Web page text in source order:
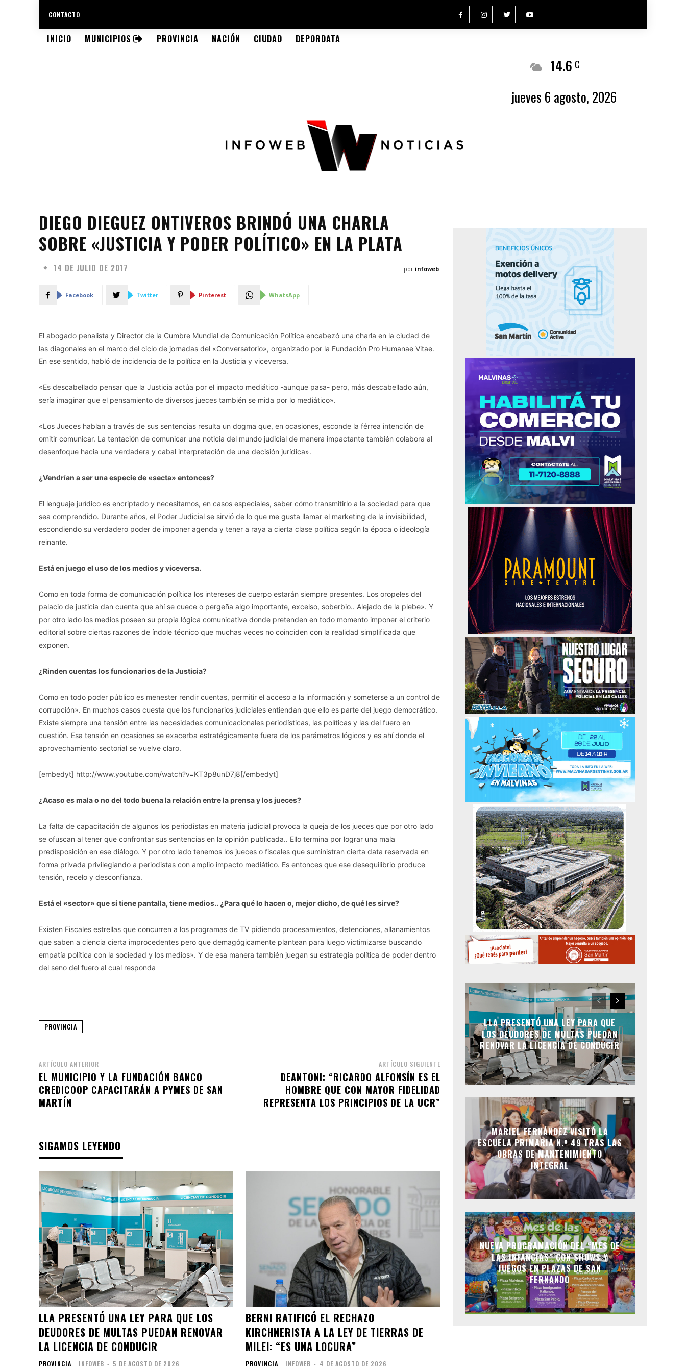
CONTACTO
INICIO MUNICIPIOS PROVINCIA NACIÓN CIUDAD DEPORDATA
14.6 C
jueves 6 agosto, 2026
DIEGO DIEGUEZ ONTIVEROS BRINDÓ UNA CHARLA
SOBRE «JUSTICIA Y PODER POLÍTICO» EN LA PLATA
14 DE JULIO DE 2017 por infoweb
Facebook Twitter Pinterest WhatsApp
El abogado penalista y Director de la Cumbre Mundial de Comunicación Política encabezó una charla en la ciudad de
las diagonales en el marco del ciclo de jornadas del «Conversatorio», organizado por la Fundación Pro Humanae Vitae.
En ese sentido, habló de incidencia de la política en la Justicia y viceversa.
«Es descabellado pensar que la Justicia actúa por el impacto mediático -aunque pasa- pero, más descabellado aún,
sería imaginar que el pensamiento de diversos jueces también se mida por lo mediático».
«Los Jueces hablan a través de sus sentencias resulta un dogma que, en ocasiones, esconde la férrea intención de
omitir comunicar. La tentación de comunicar una noticia del mundo judicial de manera impactante también colabora al
desenfoque hacia una verdadera y cabal interpretación de una decisión jurídica».
¿Vendrían a ser una especie de «secta» entonces?
El lenguaje jurídico es encriptado y necesitamos, en casos especiales, saber cómo transmitirlo a la sociedad para que
sea comprendido. Durante años, el Poder Judicial se sirvió de lo que me gusta llamar el marketing de la invisibilidad,
escondiendo su verdadero poder de imponer agenda y tener a raya a cierta clase política según la época o ideología
reinante.
Está en juego el uso de los medios y viceversa.
Como en toda forma de comunicación política los intereses de cuerpo estarán siempre presentes. Los oropeles del
palacio de justicia dan cuenta que ahí se cuece o pergeña algo importante, excelso, soberbio.. Alejado de la plebe». Y
por otro lado los medios poseen su propia lógica comunicativa donde pretenden en todo momento imponer el criterio
editorial sobre ciertas razones de índole técnico que muchas veces no coinciden con la realidad simplificada que
exponen.
¿Rinden cuentas los funcionarios de la Justicia?
Como en todo poder público es menester rendir cuentas, permitir el acceso a la información y someterse a un control de
corrupción». En muchos casos cuesta que los funcionarios judiciales entiendan que ello es parte del juego democrático.
Existe siempre una tensión entre las necesidades comunicacionales periodísticas, las políticas y las del fuero en
cuestión. Esa tensión en ocasiones se exacerba estratégicamente fuera de los parámetros lógicos y es ahí donde el
aprovechamiento sectorial se vuelve claro.
[embedyt] http://www.youtube.com/watch?v=KT3p8unD7j8[/embedyt]
¿Acaso es mala o no del todo buena la relación entre la prensa y los jueces?
La falta de capacitación de algunos los periodistas en materia judicial provoca la queja de los jueces que por otro lado
se ofuscan al tener que confrontar sus sentencias en la opinión publicada.. Ello termina por lograr una mala
predisposición en ese diálogo. Y por otro lado tenemos los jueces o fiscales que suministran cierta data reservada en
forma privada privilegiando a periodistas con amplio impacto mediático. Es entonces que ese desequilibrio produce
tensión, recelo y desconfianza.
Está el «sector» que sí tiene pantalla, tiene medios.. ¿Para qué lo hacen o, mejor dicho, de qué les sirve?
Existen Fiscales estrellas que concurren a los programas de TV pidiendo procesamientos, detenciones, allanamientos
que saben a ciencia cierta improcedentes pero que demagógicamente plantean para luego victimizarse buscando
empatía política con la sociedad y los medios». Y de esa manera también juegan su estrategia política de poder dentro
del seno del fuero al cual responda
PROVINCIA
ARTÍCULO ANTERIOR
EL MUNICIPIO Y LA FUNDACIÓN BANCO
CREDICOOP CAPACITARÁN A PYMES DE SAN
MARTÍN
ARTÍCULO SIGUIENTE
DEANTONI: “RICARDO ALFONSÍN ES EL
HOMBRE QUE CON MAYOR FIDELIDAD
REPRESENTA LOS PRINCIPIOS DE LA UCR”
SIGAMOS LEYENDO
LLA PRESENTÓ UNA LEY PARA QUE LOS
DEUDORES DE MULTAS PUEDAN RENOVAR
LA LICENCIA DE CONDUCIR
PROVINCIA INFOWEB - 5 DE AGOSTO DE 2026
BERNI RATIFICÓ EL RECHAZO
KIRCHNERISTA A LA LEY DE TIERRAS DE
MILEI: “ES UNA LOCURA”
PROVINCIA INFOWEB - 4 DE AGOSTO DE 2026
LLA PRESENTÓ UNA LEY PARA QUE
LOS DEUDORES DE MULTAS PUEDAN
RENOVAR LA LICENCIA DE CONDUCIR
MARIEL FERNÁNDEZ VISITÓ LA
ESCUELA PRIMARIA N.º 49 TRAS LAS
OBRAS DE MANTENIMIENTO
INTEGRAL
NUEVA PROGRAMACIÓN DEL “MES DE
LAS INFANCIAS” CON SHOWS Y
JUEGOS EN PLAZAS DE SAN
FERNANDO